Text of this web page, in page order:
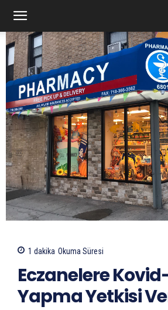
1 dakika Okuma Süresi
Eczanelere
Yapma Yetkisi